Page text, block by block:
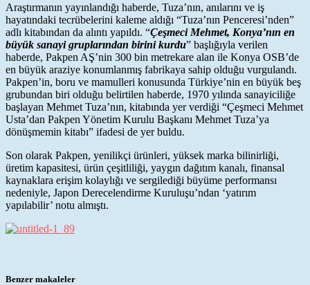
Araştırmanın yayınlandığı haberde, Tuza’nın, anılarını ve iş
hayatındaki tecrübelerini kaleme aldığı “Tuza’nın Penceresi’nden”
adlı kitabından da alıntı yapıldı. “Çeşmeci Mehmet, Konya’nın en
büyük sanayi gruplarından birini kurdu” başlığıyla verilen
haberde, Pakpen AŞ’nin 300 bin metrekare alan ile Konya OSB’de
en büyük araziye konumlanmış fabrikaya sahip olduğu vurgulandı.
Pakpen’in, boru ve mamulleri konusunda Türkiye’nin en büyük beş
grubundan biri olduğu belirtilen haberde, 1970 yılında sanayiciliğe
başlayan Mehmet Tuza’nın, kitabında yer verdiği “Çeşmeci Mehmet
Usta’dan Pakpen Yönetim Kurulu Başkanı Mehmet Tuza’ya
dönüşmemin kitabı” ifadesi de yer buldu.
Son olarak Pakpen, yenilikçi ürünleri, yüksek marka bilinirliği,
üretim kapasitesi, ürün çeşitliliği, yaygın dağıtım kanalı, finansal
kaynaklara erişim kolaylığı ve sergilediği büyüme performansı
nedeniyle, Japon Derecelendirme Kuruluşu’ndan ‘yatırım
yapılabilir’ notu almıştı.
Benzer makaleler